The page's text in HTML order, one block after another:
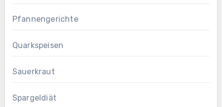
Pfannengerichte
Quarkspeisen
Sauerkraut
Spargeldiät